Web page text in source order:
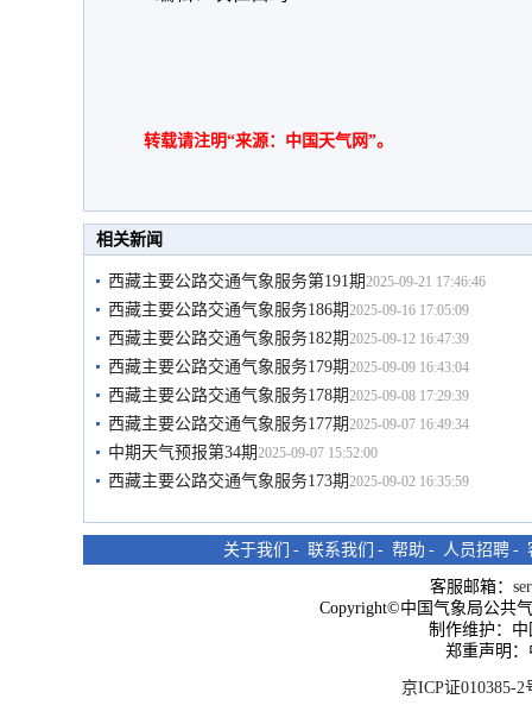
转载请注明“来源：中国天气网”。
相关新闻
西藏主要公路交通气象服务第191期2025-09-21 17:46:46
西藏主要公路交通气象服务186期2025-09-16 17:05:09
西藏主要公路交通气象服务182期2025-09-12 16:47:39
西藏主要公路交通气象服务179期2025-09-09 16:43:04
西藏主要公路交通气象服务178期2025-09-08 17:29:39
西藏主要公路交通气象服务177期2025-09-07 16:49:34
中期天气预报第34期2025-09-07 15:52:00
西藏主要公路交通气象服务173期2025-09-02 16:35:59
关于我们 - 联系我们 - 帮助 - 人员招聘 -
客服邮箱：
Copyright©中国气象局公共
制作维护：
郑重声明
京ICP证010385-2